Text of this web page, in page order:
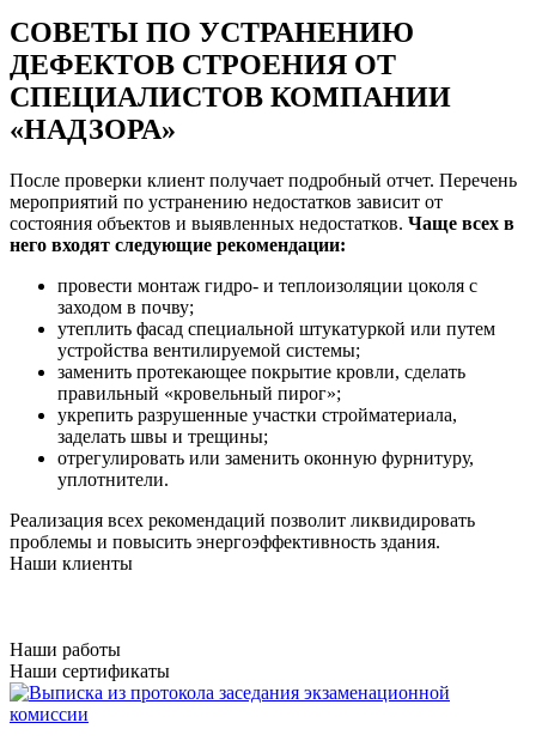
СОВЕТЫ ПО УСТРАНЕНИЮ
ДЕФЕКТОВ СТРОЕНИЯ ОТ
СПЕЦИАЛИСТОВ КОМПАНИИ
«НАДЗОРА»
После проверки клиент получает подробный отчет. Перечень
мероприятий по устранению недостатков зависит от
состояния объектов и выявленных недостатков. Чаще всех в
него входят следующие рекомендации:
провести монтаж гидро- и теплоизоляции цоколя с
заходом в почву;
утеплить фасад специальной штукатуркой или путем
устройства вентилируемой системы;
заменить протекающее покрытие кровли, сделать
правильный «кровельный пирог»;
укрепить разрушенные участки стройматериала,
заделать швы и трещины;
отрегулировать или заменить оконную фурнитуру,
уплотнители.
Реализация всех рекомендаций позволит ликвидировать
проблемы и повысить энергоэффективность здания.
Наши клиенты
Наши работы
Наши сертификаты